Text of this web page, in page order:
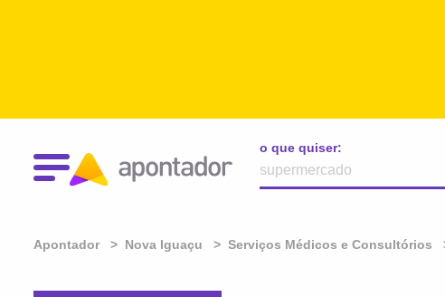
o que quiser:
Apontador Nova Iguaçu Serviços Médicos e Consultórios